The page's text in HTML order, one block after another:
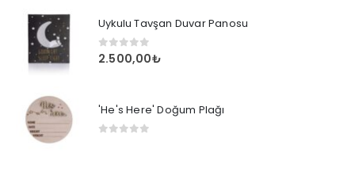
Uykulu Tavşan Duvar Panosu
0 out of 5
2.500,00₺
'He's Here' Doğum Plağı